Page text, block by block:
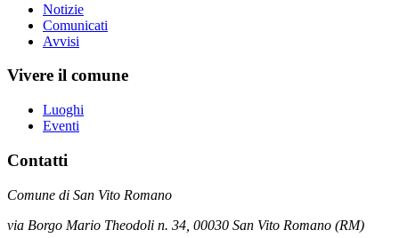
Notizie
Comunicati
Avvisi
Vivere il comune
Luoghi
Eventi
Contatti
Comune di San Vito Romano
via Borgo Mario Theodoli n. 34, 00030 San Vito Romano (RM)